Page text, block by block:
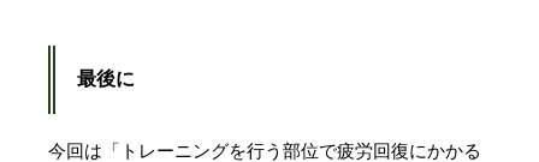
最後に
今回は「トレーニングを行う部位で疲労回復にかかる